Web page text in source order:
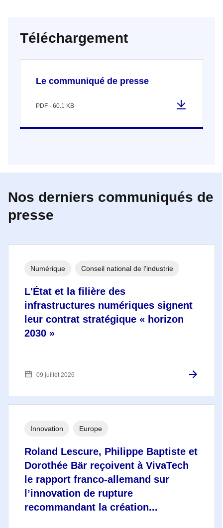
Téléchargement
Le communiqué de presse
PDF - 60.1 KB
Nos derniers communiqués de
presse
L'État et la filière des
infrastructures numériques signent
leur contrat stratégique « horizon
2030 »
Numérique Conseil national de l'industrie
09 juillet 2026
Roland Lescure, Philippe Baptiste et
Dorothée Bär reçoivent à VivaTech
le rapport franco-allemand sur
l’innovation de rupture
recommandant la création...
Innovation Europe